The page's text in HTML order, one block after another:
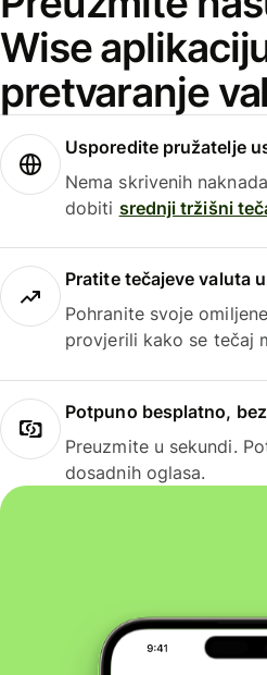
Wise
pretvaranje
Usporedite pružatelje
Nema skrivenih
dobiti srednji tržišni
Pratite tečajeve valuta
Pohranite svoje
provjerili kako se tečaj
Potpuno besplatno,
Preuzmite u sekundi.
dosadnih oglasa.